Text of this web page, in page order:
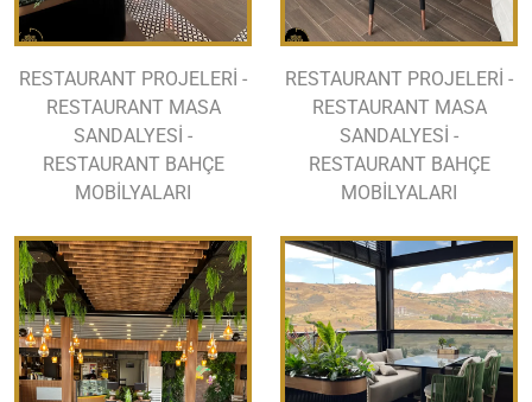
RESTAURANT PROJELERİ -
RESTAURANT MASA
SANDALYESİ -
RESTAURANT BAHÇE
MOBİLYALARI
RESTAURANT PROJELERİ -
RESTAURANT MASA
SANDALYESİ -
RESTAURANT BAHÇE
MOBİLYALARI